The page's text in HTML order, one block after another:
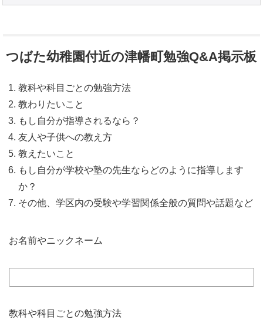
つばた幼稚園付近の津幡町勉強Q&A掲示板
教科や科目ごとの勉強方法
教わりたいこと
もし自分が指導されるなら？
友人や子供への教え方
教えたいこと
もし自分が学校や塾の先生ならどのように指導します
か？
その他、学区内の受験や学習関係全般の質問や話題など
お名前やニックネーム
教科や科目ごとの勉強方法